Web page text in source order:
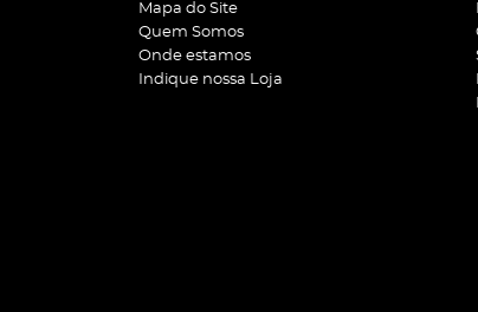
Mapa do Site
Quem Somos
Onde estamos
Indique nossa Loja